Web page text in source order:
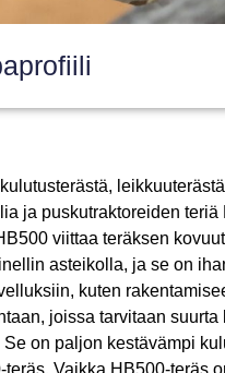
ja puskutraktoreiden teriä
viittaa teräksen
asteikolla, ja se on
kuten
joissa tarvitaan suurta
Se on paljon kestävämpi
teräs. Vaikka HB500-teräs